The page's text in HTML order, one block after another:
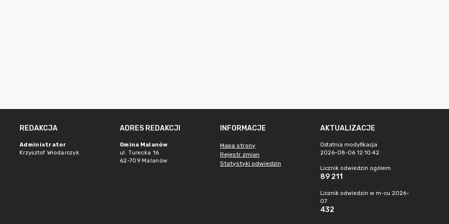
REDAKCJA
Administrator
Krzysztof Włodarczyk
ADRES REDAKCJI
Gmina Malanów
ul. Turecka 16
62-709 Malanów
INFORMACJE
Mapa strony
Rejestr zmian
Statystyki odwiedzin
AKTUALIZACJE
Ostatnia modyfikacja
2026-08-06 12:10:42
Licznik odwiedzin ogółem
89 211
Licznik odwiedzin w m-cu 2026-
07
432